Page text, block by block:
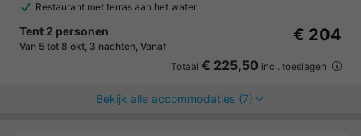
Restaurant met terras aan het water
Tent 2 personen
Van 5 tot 8 okt, 3 nachten, Vanaf
€ 204
Totaal € 225,50 incl. toeslagen
Bekijk alle accommodaties (7)